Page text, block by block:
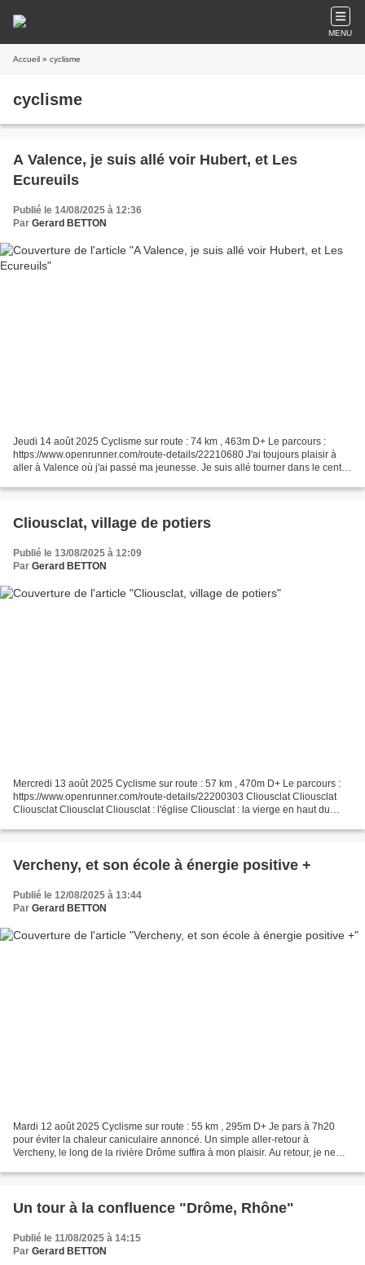
MENU
Accueil » cyclisme
cyclisme
A Valence, je suis allé voir Hubert, et Les
Ecureuils
Publié le 14/08/2025 à 12:36
Par Gerard BETTON
Jeudi 14 août 2025 Cyclisme sur route : 74 km , 463m D+ Le parcours :
https://www.openrunner.com/route-details/22210680 J'ai toujours plaisir à
aller à Valence où j'ai passé ma jeunesse. Je suis allé tourner dans le centre
Cliousclat, village de potiers
Publié le 13/08/2025 à 12:09
Par Gerard BETTON
Mercredi 13 août 2025 Cyclisme sur route : 57 km , 470m D+ Le parcours :
https://www.openrunner.com/route-details/22200303 Cliousclat Cliousclat
Cliousclat Cliousclat Cliousclat : l'église Cliousclat : la vierge en haut du
Vercheny, et son école à énergie positive +
Publié le 12/08/2025 à 13:44
Par Gerard BETTON
Mardi 12 août 2025 Cyclisme sur route : 55 km , 295m D+ Je pars à 7h20
pour éviter la chaleur caniculaire annoncé. Un simple aller-retour à
Vercheny, le long de la rivière Drôme suffira à mon plaisir. Au retour, je ne
Un tour à la confluence "Drôme, Rhône"
Publié le 11/08/2025 à 14:15
Par Gerard BETTON